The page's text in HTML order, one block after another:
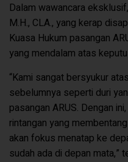
Dalam wawancara
M.H., CLA., yang kerap
Kuasa Hukum pasangan
yang mendalam atas
“Kami sangat bersyukur
sebelumnya seperti duri
pasangan ARUS. Dengan
rintangan yang
akan fokus menatap ke
sudah ada di depan mata,”